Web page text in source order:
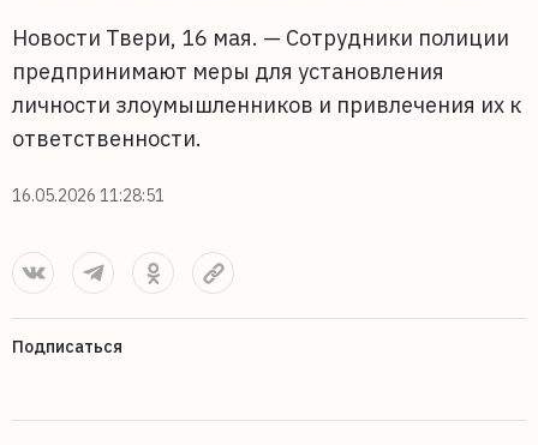
Новости Твери, 16 мая. — Сотрудники полиции
предпринимают меры для установления
личности злоумышленников и привлечения их к
ответственности.
16.05.2026 11:28:51
Подписаться